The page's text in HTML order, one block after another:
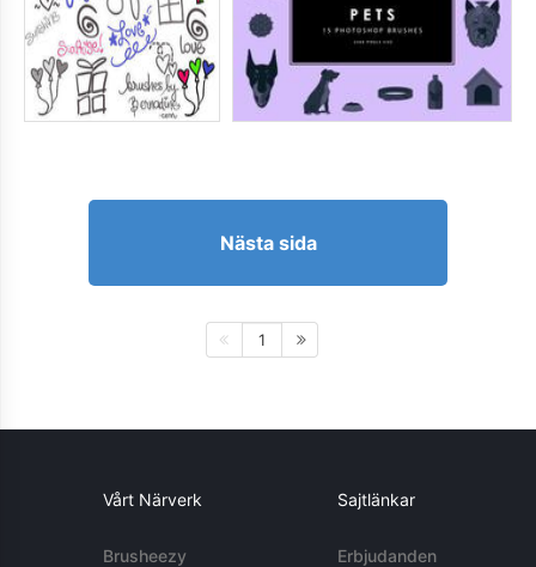
Nästa sida
1
Vårt Närverk
Brusheezy
Sajtlänkar
Erbjudanden